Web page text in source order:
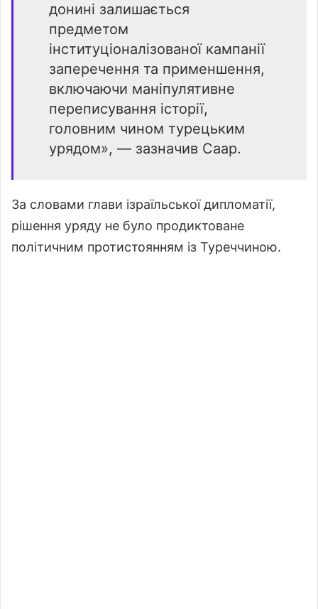
донині залишається
предметом
інституціоналізованої кампанії
заперечення та применшення,
включаючи маніпулятивне
переписування історії,
головним чином турецьким
урядом», — зазначив Саар.
За словами глави ізраїльської дипломатії,
рішення уряду не було продиктоване
політичним протистоянням із Туреччиною.